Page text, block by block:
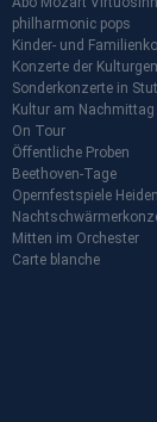
philharmonic pops
Kinder- und
Konzerte der
Sonderkonzerte in
Kultur am Nachmittag
On Tour
Öffentliche Proben
Beethoven-Tage
Opernfestspiele
Mitten im Orchester
Carte blanche